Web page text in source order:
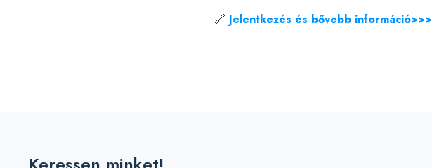
🔗 Jelentkezés és bővebb információ>>>